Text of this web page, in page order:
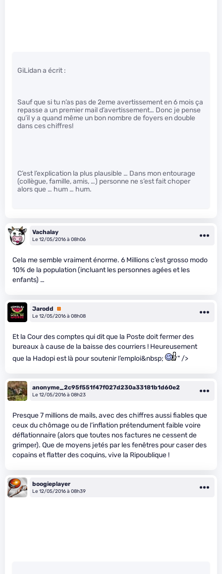
GiLidan a écrit :
Sauf que si tu n’as pas de 2eme avertissement en 6 mois ça
repasse a un premier mail d’avertissement… Donc je pense
qu’il y a quand même un bon nombre de foyers en double
dans ces chiffres!
C’est l’explication la plus plausible … Dans mon entourage
(collègue, famille, amis, …) personne ne s’est fait choper
alors que … hum … hum.
Vachalay
Le 12/05/2016 à 08h06
Cela me semble vraiment énorme. 6 Millions c’est grosso modo
10% de la population (incluant les personnes agées et les
enfants) …
Jarodd
Premium
Le 12/05/2016 à 08h08
Et la Cour des comptes qui dit que la Poste doit fermer des
bureaux à cause de la baisse des courriers ! Heureusement
que la Hadopi est là pour soutenir l’emploi&nbsp;
" />
anonyme_2c95f551f47f027d230a33181b1d60e2
Le 12/05/2016 à 08h23
Presque 7 millions de mails, avec des chiffres aussi fiables que
ceux du chômage ou de l’inflation prétendument faible voire
déflationnaire (alors que toutes nos factures ne cessent de
grimper). Que de moyens jetés par les fenêtres pour caser des
copains et flatter des coquins, vive la Ripoublique !
boogieplayer
Le 12/05/2016 à 08h39